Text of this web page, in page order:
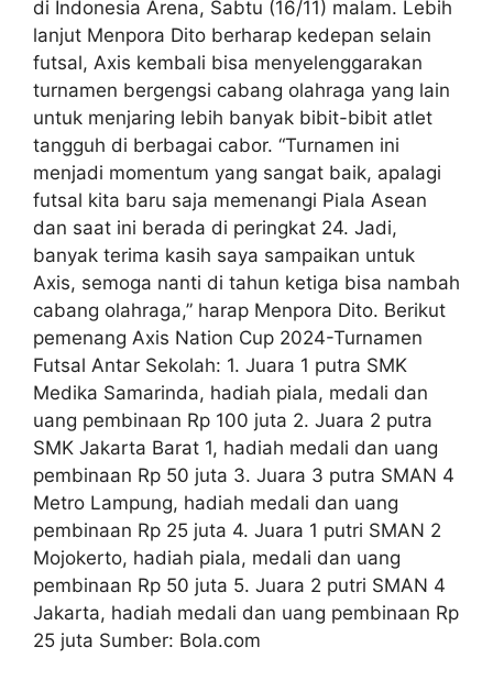
di Indonesia Arena, Sabtu (16/11) malam. Lebih
lanjut Menpora Dito berharap kedepan selain
futsal, Axis kembali bisa menyelenggarakan
turnamen bergengsi cabang olahraga yang lain
untuk menjaring lebih banyak bibit-bibit atlet
tangguh di berbagai cabor. “Turnamen ini
menjadi momentum yang sangat baik, apalagi
futsal kita baru saja memenangi Piala Asean
dan saat ini berada di peringkat 24. Jadi,
banyak terima kasih saya sampaikan untuk
Axis, semoga nanti di tahun ketiga bisa nambah
cabang olahraga,” harap Menpora Dito. Berikut
pemenang Axis Nation Cup 2024-Turnamen
Futsal Antar Sekolah: 1. Juara 1 putra SMK
Medika Samarinda, hadiah piala, medali dan
uang pembinaan Rp 100 juta 2. Juara 2 putra
SMK Jakarta Barat 1, hadiah medali dan uang
pembinaan Rp 50 juta 3. Juara 3 putra SMAN 4
Metro Lampung, hadiah medali dan uang
pembinaan Rp 25 juta 4. Juara 1 putri SMAN 2
Mojokerto, hadiah piala, medali dan uang
pembinaan Rp 50 juta 5. Juara 2 putri SMAN 4
Jakarta, hadiah medali dan uang pembinaan Rp
25 juta Sumber: Bola.com